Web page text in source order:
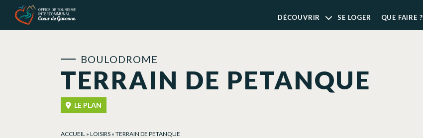
DÉCOUVRIR SE LOGER QUE FAIRE ?
TERRAIN DE PETANQUE
BOULODROME
LE PLAN
ACCUEIL » LOISIRS » TERRAIN DE PETANQUE
Panneau de gestion des cookies